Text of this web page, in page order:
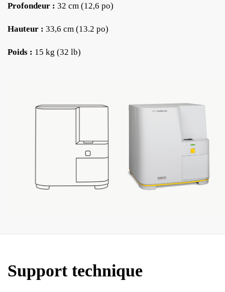
Profondeur : 32 cm (12,6 po)
Hauteur : 33,6 cm (13.2 po)
Poids : 15 kg (32 lb)
Support technique